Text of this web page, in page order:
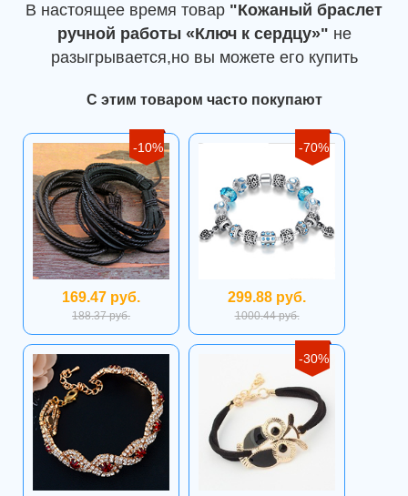
В настоящее время товар "Кожаный браслет
ручной работы «Ключ к сердцу»" не
разыгрывается,но вы можете его купить
С этим товаром часто покупают
-10%
169.47 руб.
188.37 руб.
-70%
299.88 руб.
1000.44 руб.
-30%